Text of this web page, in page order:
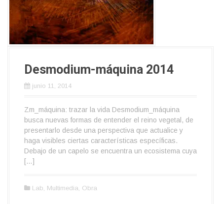
Desmodium-máquina 2014
junio 11, 2014
Zm_máquina: trazar la vida Desmodium_máquina
busca nuevas formas de entender el reino vegetal, de
presentarlo desde una perspectiva que actualice y
haga visibles ciertas características específicas.
Debajo de un capelo se encuentra un ecosistema cuya
[…]
Lab, Multimedia, Obra